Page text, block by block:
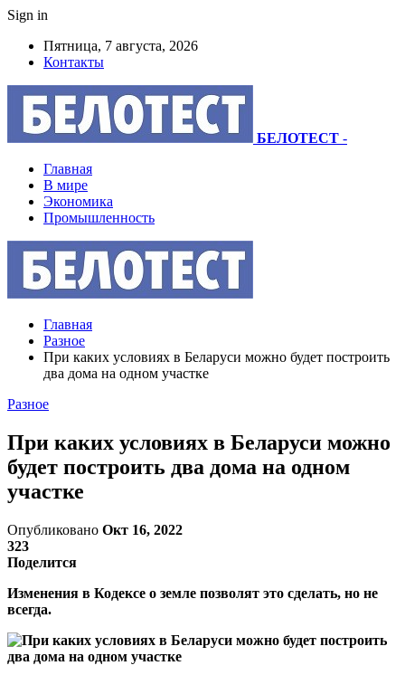
Sign in
Пятница, 7 августа, 2026
Контакты
БЕЛОТЕСТ -
Главная
В мире
Экономика
Промышленность
Главная
Разное
При каких условиях в Беларуси можно будет построить
два дома на одном участке
Разное
При каких условиях в Беларуси можно
будет построить два дома на одном
участке
Опубликовано Окт 16, 2022
323
Поделится
Изменения в Кодексе о земле позволят это сделать, но не
всегда.